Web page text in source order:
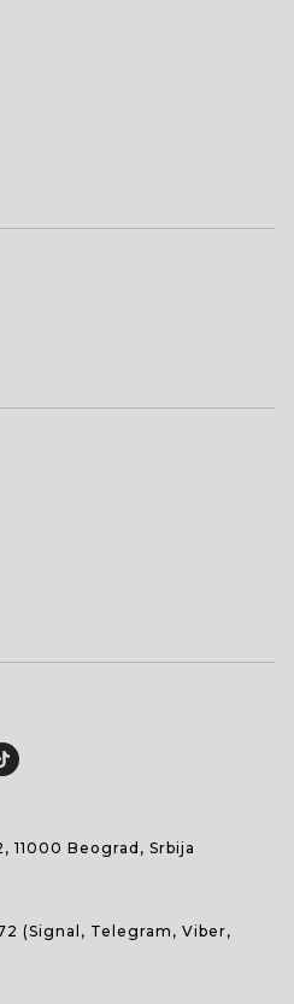
11000 Beograd, Srbija
(Signal, Telegram, Viber,